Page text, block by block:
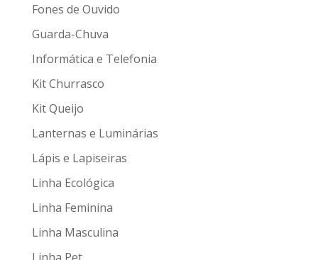
Fones de Ouvido
Guarda-Chuva
Informática e Telefonia
Kit Churrasco
Kit Queijo
Lanternas e Luminárias
Lápis e Lapiseiras
Linha Ecológica
Linha Feminina
Linha Masculina